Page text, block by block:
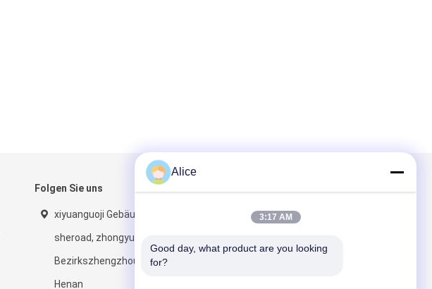
Folgen Sie uns
xiyuanguoji Gebäude, jian
sheroad, zhongyuan
Bezirkszhengzhou-Stadt,
Henan
Alice
3:17 AM
Good day, what product are you looking
for?